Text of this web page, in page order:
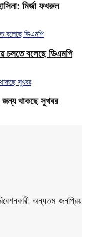
মির্জা ফখরুল
চলতে বলেছে ডিএমপি
জন্য থাকছে সুখবর
অন্যতম জনপ্রিয়